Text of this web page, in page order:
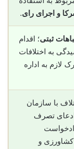
و اجرای رای.
ثبتی؛ اقدام
به اختلافات
لازم به اداره
با سازمان
ادعای تصرف
و